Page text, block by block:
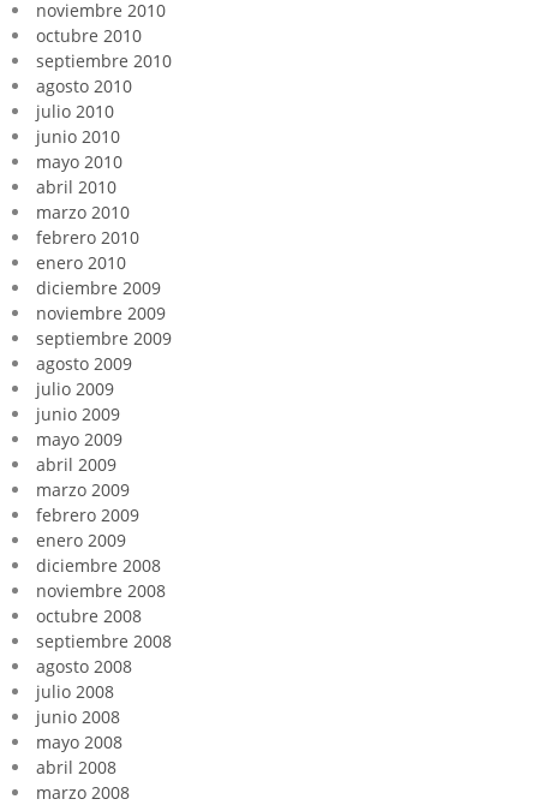
noviembre 2010
octubre 2010
septiembre 2010
agosto 2010
julio 2010
junio 2010
mayo 2010
abril 2010
marzo 2010
febrero 2010
enero 2010
diciembre 2009
noviembre 2009
septiembre 2009
agosto 2009
julio 2009
junio 2009
mayo 2009
abril 2009
marzo 2009
febrero 2009
enero 2009
diciembre 2008
noviembre 2008
octubre 2008
septiembre 2008
agosto 2008
julio 2008
junio 2008
mayo 2008
abril 2008
marzo 2008